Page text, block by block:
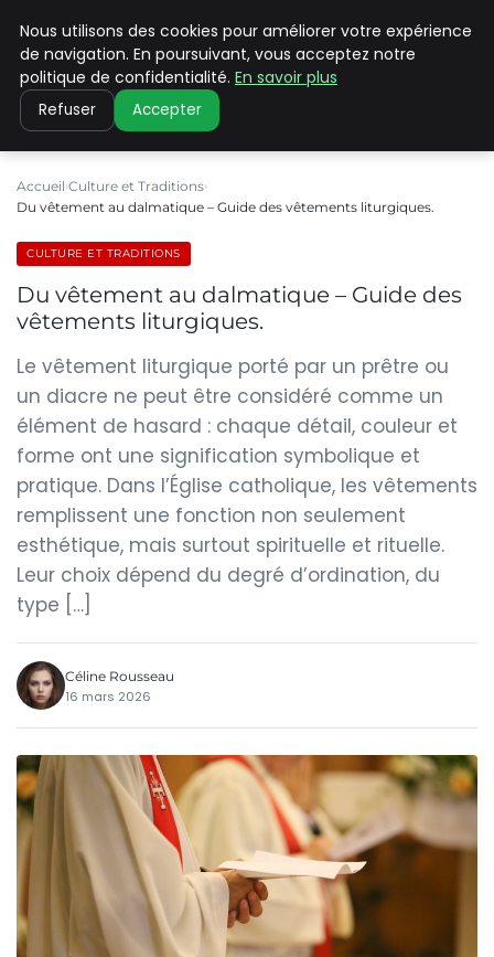
PILAT PATRIMOINES
Accueil Culture et Traditions
Du vêtement au dalmatique – Guide des vêtements liturgiques.
CULTURE ET TRADITIONS
Du vêtement au dalmatique – Guide des
vêtements liturgiques.
Le vêtement liturgique porté par un prêtre ou
un diacre ne peut être considéré comme un
élément de hasard : chaque détail, couleur et
forme ont une signification symbolique et
pratique. Dans l’Église catholique, les vêtements
remplissent une fonction non seulement
esthétique, mais surtout spirituelle et rituelle.
Leur choix dépend du degré d’ordination, du
type […]
Céline Rousseau
16 mars 2026
Nous utilisons des cookies pour améliorer votre expérience
de navigation. En poursuivant, vous acceptez notre
politique de confidentialité. En savoir plus
Refuser Accepter